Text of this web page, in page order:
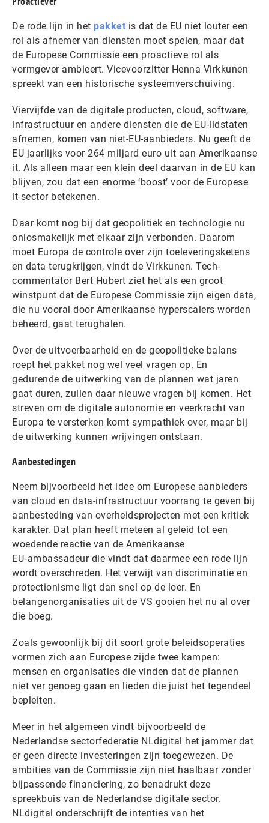
De rode lijn in het pakket is dat de EU niet louter een
rol als afnemer van diensten moet spelen, maar dat
de Europese Commissie een proactieve rol als
vormgever ambieert. Vicevoorzitter Henna Virkkunen
spreekt van een historische systeemverschuiving.
Viervijfde van de digitale producten, cloud, software,
infrastructuur en andere diensten die de EU-lidstaten
afnemen, komen van niet-EU-aanbieders. Nu geeft de
EU jaarlijks voor 264 miljard euro uit aan Amerikaanse
it. Als alleen maar een klein deel daarvan in de EU kan
blijven, zou dat een enorme ‘boost’ voor de Europese
it-sector betekenen.
Daar komt nog bij dat geopolitiek en technologie nu
onlosmakelijk met elkaar zijn verbonden. Daarom
moet Europa de controle over zijn toeleveringsketens
en data terugkrijgen, vindt de Virkkunen. Tech-
commentator Bert Hubert ziet het als een groot
winstpunt dat de Europese Commissie zijn eigen data,
die nu vooral door Amerikaanse hyperscalers worden
beheerd, gaat terughalen.
Over de uitvoerbaarheid en de geopolitieke balans
roept het pakket nog wel veel vragen op. En
gedurende de uitwerking van de plannen wat jaren
gaat duren, zullen daar nieuwe vragen bij komen. Het
streven om de digitale autonomie en veerkracht van
Europa te versterken komt sympathiek over, maar bij
de uitwerking kunnen wrijvingen ontstaan.
Aanbestedingen
Neem bijvoorbeeld het idee om Europese aanbieders
van cloud en data-infrastructuur voorrang te geven bij
aanbesteding van overheidsprojecten met een kritiek
karakter. Dat plan heeft meteen al geleid tot een
woedende reactie van de Amerikaanse
EU‑ambassadeur die vindt dat daarmee een rode lijn
wordt overschreden. Het verwijt van discriminatie en
protectionisme ligt dan snel op de loer. En
belangenorganisaties uit de VS gooien het nu al over
die boeg.
Zoals gewoonlijk bij dit soort grote beleidsoperaties
vormen zich aan Europese zijde twee kampen:
mensen en organisaties die vinden dat de plannen
niet ver genoeg gaan en lieden die juist het tegendeel
bepleiten.
Meer in het algemeen vindt bijvoorbeeld de
Nederlandse sectorfederatie NLdigital het jammer dat
er geen directe investeringen zijn toegewezen. De
ambities van de Commissie zijn niet haalbaar zonder
bijpassende financiering, zo benadrukt deze
spreekbuis van de Nederlandse digitale sector.
NLdigital onderschrijft de intenties van het